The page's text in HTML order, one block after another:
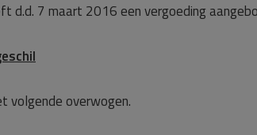
d.d. 7 maart 2016 een vergoeding
volgende overwogen.